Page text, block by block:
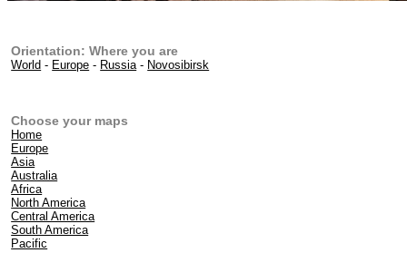
Orientation: Where you are
World - Europe - Russia- Novosibirsk
Choose your maps
Home
Europe
Asia
Australia
Africa
North America
Central America
South America
Pacific